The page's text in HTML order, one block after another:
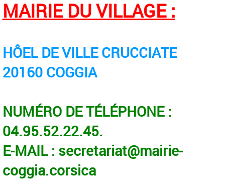
MAIRIE DU VILLAGE :
HÔELDE VILLE CRUCCIATE
20160 COGGIA
NUMÉRODE TÉLÉPHONE:
04.95.52.22.45.
E-MAIL : secretariat@mairie-
coggia.corsica